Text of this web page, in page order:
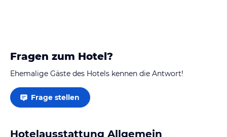
Fragen zum Hotel?
Ehemalige Gäste des Hotels kennen die Antwort!
Frage stellen
Hotelausstattung Allgemein